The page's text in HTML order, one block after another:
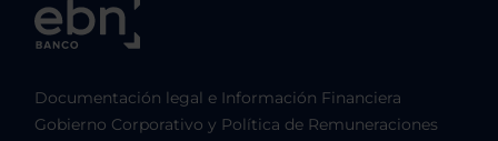
Documentación legal e Información Financiera
Gobierno Corporativo y Política de Remuneraciones